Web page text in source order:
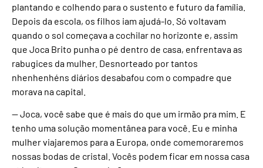
plantando e colhendo para o sustento e futuro da família.
Depois da escola, os filhos iam ajudá-lo. Só voltavam
quando o sol começava a cochilar no horizonte e, assim
que Joca Brito punha o pé dentro de casa, enfrentava as
rabugices da mulher. Desnorteado por tantos
nhenhenhéns diários desabafou com o compadre que
morava na capital.
— Joca, você sabe que é mais do que um irmão pra mim. E
tenho uma solução momentânea para você. Eu e minha
mulher viajaremos para a Europa, onde comemoraremos
nossas bodas de cristal. Vocês podem ficar em nossa casa